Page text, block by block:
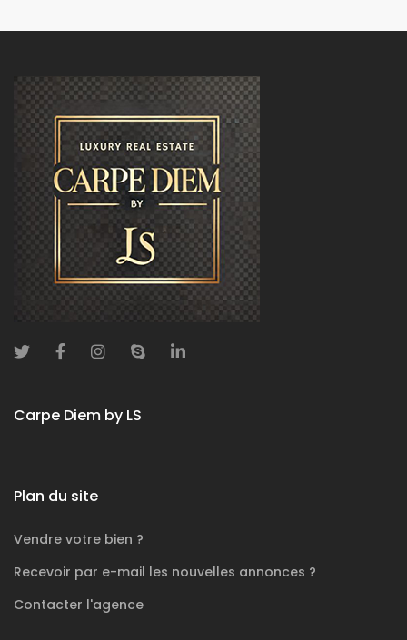
Carpe Diem by LS
Plan du site
Vendre votre bien ?
Recevoir par e-mail les nouvelles annonces ?
Contacter l'agence